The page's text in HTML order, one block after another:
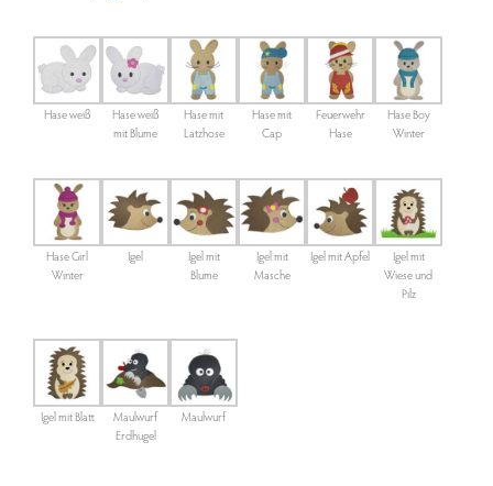
Hase weiß
Hase weiß
mit Blume
Hase mit
Latzhose
Hase mit
Cap
Feuerwehr
Hase
Hase Boy
Winter
Hase Girl
Winter
Igel
Igel mit
Blume
Igel mit
Masche
Igel mit Apfel
Igel mit
Wiese und
Pilz
Igel mit Blatt
Maulwurf
Erdhügel
Maulwurf